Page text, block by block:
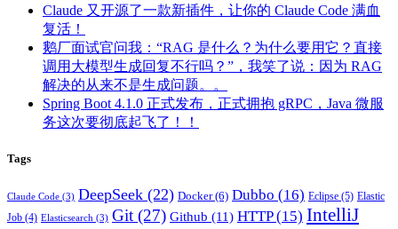
Claude 又开源了一款新插件，让你的 Claude Code 满血
复活！
鹅厂面试官问我：“RAG 是什么？为什么要用它？直接
调用大模型生成回复不行吗？”，我笑了说：因为 RAG
解决的从来不是生成问题。。
Spring Boot 4.1.0 正式发布，正式拥抱 gRPC，Java 微服
务这次要彻底起飞了！！
Tags
Claude Code (3) DeepSeek (22) Docker(6) Dubbo (16) Eclipse (5) Elastic
Job (4) Elasticsearch (3) Git (27) Github (11) HTTP(15) IntelliJ